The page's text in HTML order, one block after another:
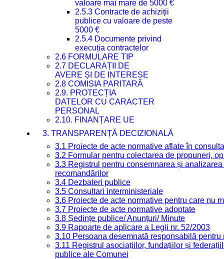
valoare mai mare de 5000 €
2.5.3 Contracte de achiziții
publice cu valoare de peste
5000 €
2.5.4 Documente privind
execuția contractelor
2.6 FORMULARE TIP
2.7 DECLARAȚII DE
AVERE ȘI DE INTERESE
2.8 COMISIA PARITARĂ
2.9. PROTECȚIA
DATELOR CU CARACTER
PERSONAL
2.10. FINANȚARE UE
3. TRANSPARENȚĂ DECIZIONALĂ
3.1 Proiecte de acte normative aflate în
3.2 Formular pentru colectarea de propuneri,
3.3 Registrul pentru consemnarea și
recomandărilor
3.4 Dezbateri publice
3.5 Consultari interministeriale
3.6 Proiecte de acte normative pentru care nu
3.7 Proiecte de acte normative adoptate
3.8 Ședințe publice/ Anunțuri/ Minute
3.9 Rapoarte de aplicare a Legii nr. 52/2003
3.10 Persoana desemnată responsabilă
3.11 Registrul asociațiilor, fundațiilor și
publice ale Comunei